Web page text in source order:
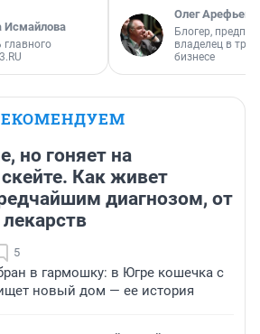
Исмайлова
главного
Олег Арефьев
Блогер,
владелец в
бизнесе
но гоняет на
Как живет
диагнозом, от
5
в гармошку: в Югре кошечка с
новый дом — ее история